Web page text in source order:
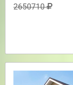
2650710